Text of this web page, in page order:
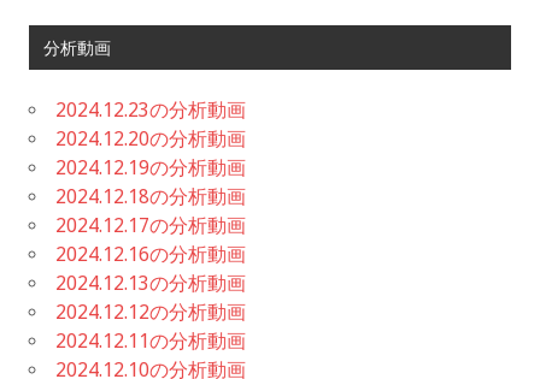
分析動画
2024.12.23の分析動画
2024.12.20の分析動画
2024.12.19の分析動画
2024.12.18の分析動画
2024.12.17の分析動画
2024.12.16の分析動画
2024.12.13の分析動画
2024.12.12の分析動画
2024.12.11の分析動画
2024.12.10の分析動画